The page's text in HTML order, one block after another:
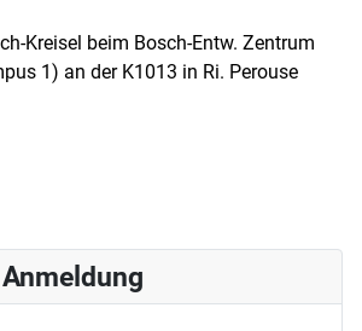
Kreisel beim Bosch-Entw. Zentrum
1) an der K1013 in Ri. Perouse